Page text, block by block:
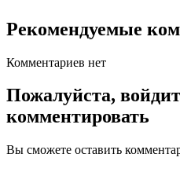
Рекомендуемые
Комментариев нет
Пожалуйста,
комментировать
Вы сможете оставить